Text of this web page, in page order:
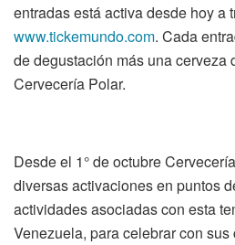
entradas está activa desde hoy a
www.tickemundo.com. Cada
de degustación más una cerveza
Cervecería Polar.
Desde el 1°de octubre
diversas activacionesen puntos
actividades asociadascon esta te
Venezuela, para celebrar con